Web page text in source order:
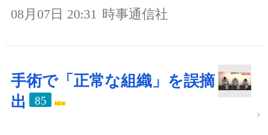
08月07日 20:31 時事通信社
手術で「正常な組織」を誤摘
出
85